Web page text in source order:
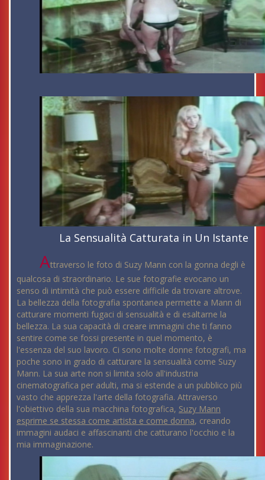
La Sensualità Catturata in Un Istante
Attraverso le foto di Suzy Mann con la gonna degli è
qualcosa di straordinario. Le sue fotografie evocano un
senso di intimità che può essere difficile da trovare altrove.
La bellezza della fotografia spontanea permette a Mann di
catturare momenti fugaci di sensualità e di esaltarne la
bellezza. La sua capacità di creare immagini che ti fanno
sentire come se fossi presente in quel momento, è
l'essenza del suo lavoro. Ci sono molte donne fotografi, ma
poche sono in grado di catturare la sensualità come Suzy
Mann. La sua arte non si limita solo all'industria
cinematografica per adulti, ma si estende a un pubblico più
vasto che apprezza l'arte della fotografia. Attraverso
l'obiettivo della sua macchina fotografica, Suzy Mann
esprime se stessa come artista e come donna, creando
immagini audaci e affascinanti che catturano l'occhio e la
mia immaginazione.